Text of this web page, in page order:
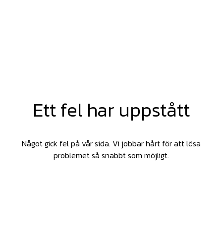
Ett fel har uppstått
Något gick fel på vår sida. Vi jobbar hårt för att lösa
problemet så snabbt som möjligt.